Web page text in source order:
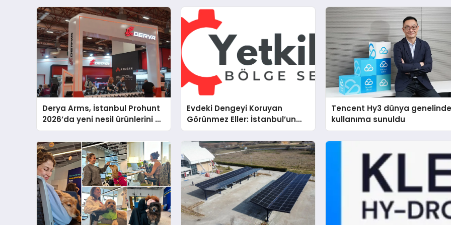
Derya Arms, İstanbul Prohunt
2026’da yeni nesil ürünlerini ve
global marka vizyonunu
sergiledi
Evdeki Dengeyi Koruyan
Görünmez Eller: İstanbul’un
Beş Farklı Semtinde Teknik
Servis Gerçeği
Tencent Hy3 dünya
kullanıma sunuldu